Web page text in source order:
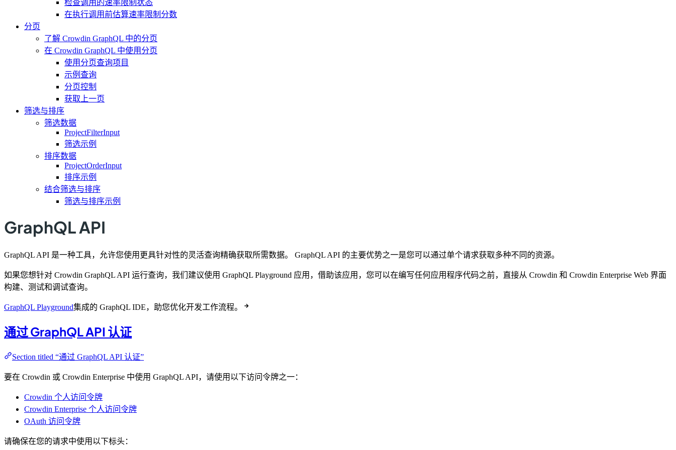
检查调用的速率限制状态
在执行调用前估算速率限制分数
分页
了解 Crowdin GraphQL 中的分页
在 Crowdin GraphQL 中使用分页
使用分页查询项目
示例查询
分页控制
获取上一页
筛选与排序
筛选数据
ProjectFilterInput
筛选示例
排序数据
ProjectOrderInput
排序示例
结合筛选与排序
筛选与排序示例
GraphQL API
GraphQL API 是一种工具，允许您使用更具针对性的灵活查询精确获取所需数据。 GraphQL API 的主要优势之一是您可以通过单个请求获取多种不同的资源。
如果您想针对 Crowdin GraphQL API 运行查询，我们建议使用 GraphQL Playground 应用，借助该应用，您可以在编写任何应用程序代码之前，直接从 Crowdin 和 Crowdin Enterprise Web 界面
构建、测试和调试查询。
GraphQL Playground集成的 GraphQL IDE，助您优化开发工作流程。
通过 GraphQL API 认证
Section titled “通过 GraphQL API 认证”
要在 Crowdin 或 Crowdin Enterprise 中使用 GraphQL API，请使用以下访问令牌之一：
Crowdin 个人访问令牌
Crowdin Enterprise 个人访问令牌
OAuth 访问令牌
请确保在您的请求中使用以下标头：